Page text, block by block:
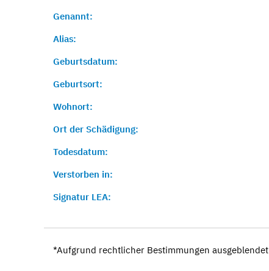
Genannt:
Alias:
Geburtsdatum:
Geburtsort:
Wohnort:
Ort der Schädigung:
Todesdatum:
Verstorben in:
Signatur LEA:
*Aufgrund rechtlicher Bestimmungen ausgeblendet